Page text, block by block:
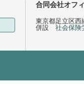
合同会社オフ
東京都足立区西
併設社会保険